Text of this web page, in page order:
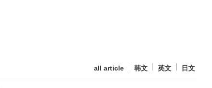
all article 韩文 英文 日文